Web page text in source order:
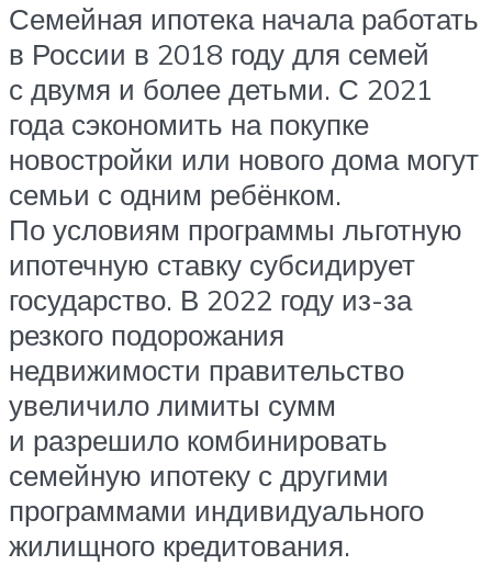
Семейная ипотека начала работать
в России в 2018 году для семей
с двумя и более детьми. С 2021
года сэкономить на покупке
новостройки или нового дома могут
семьи с одним ребёнком.
По условиям программы льготную
ипотечную ставку субсидирует
государство. В 2022 году из-за
резкого подорожания
недвижимости правительство
увеличило лимиты сумм
и разрешило комбинировать
семейную ипотеку с другими
программами индивидуального
жилищного кредитования.